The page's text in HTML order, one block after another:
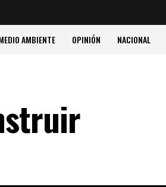
AMBIENTE OPINIÓN NACIONAL